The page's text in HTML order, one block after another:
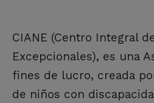
CIANE (Centro Integral
Excepcionales), es una
fines de lucro, creada
de niños con